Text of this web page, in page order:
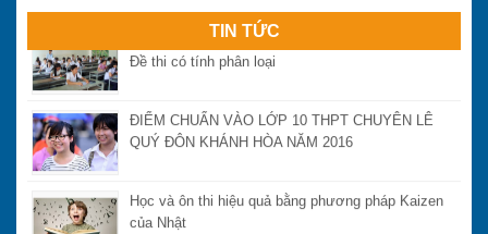
TIN TỨC
Ngày thứ 2 và 3 kỳ thi THPT quốc gia năm 2016:
QUÝ ĐÔN KHÁNH HÒA NĂM 2016
của Nhật